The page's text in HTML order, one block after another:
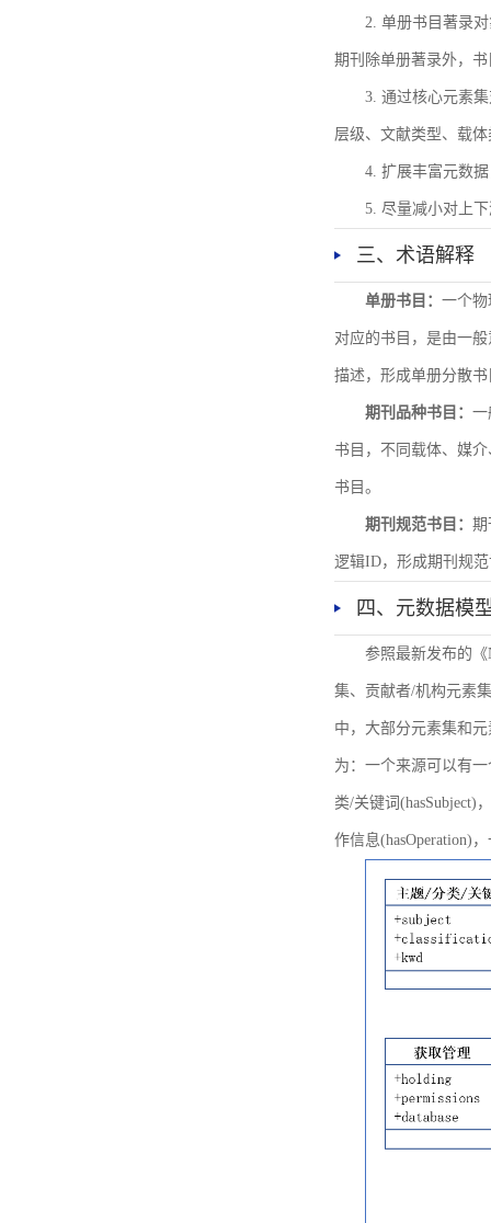
2. 单册书目著录
期刊除单册著录外，
3. 通过核心元素
层级、文献类型、载
4. 扩展丰富元数
5. 尽量减小对上
三、术语解释
单册书目： 一个
对应的书目，是由一
描述，形成单册分散
期刊品种书目： 一
书目，不同载体、媒
书目。
期刊规范书目： 期
逻辑ID，形成期刊规
四、元数据模
参照最新发布的
集、贡献者/机构元素
中，大部分元素集和
为：一个来源可以有
类/关键词(hasSubject)
作信息(hasOperation)